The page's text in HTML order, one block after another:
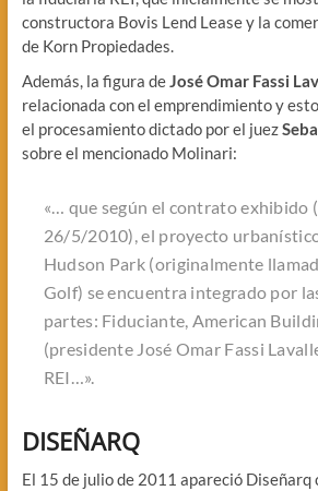
constructora Bovis Lend Lease y la
de Korn Propiedades.
Además, la figura deJosé Omar Fassi
relacionada con el emprendimiento y
el procesamiento dictado por el juez
sobre el mencionado Molinari:
«… que según el contrato exhibido
26/5/2010), el proyecto
Hudson Park (originalmente
Golf) se encuentra integrado por
partes: Fiduciante, American
(presidente José Omar Fassi
REI…».
DISEÑARQ
El 15 de julio de 2011 apareció Diseñarq